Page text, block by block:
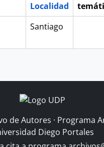
Localidad
Santiago
de Autores · Programa
Diego Portales